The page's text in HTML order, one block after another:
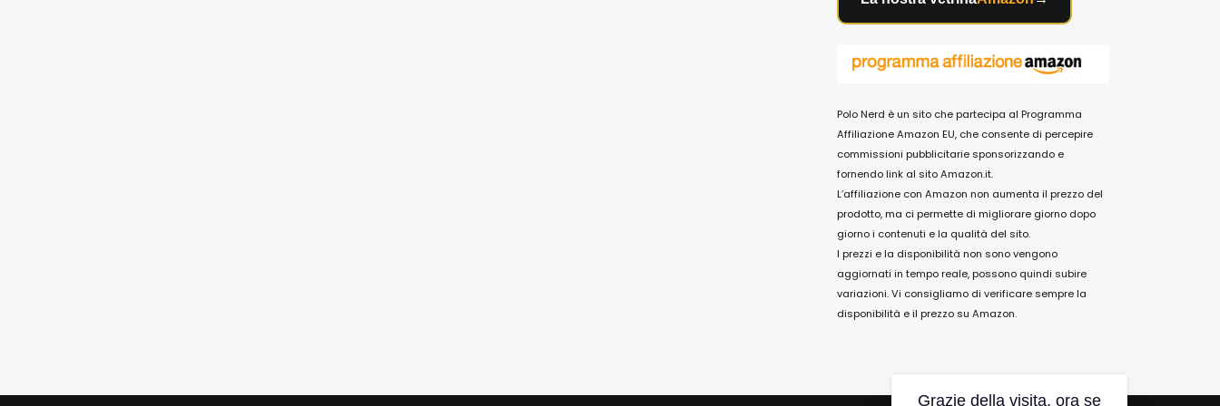
Polo Nerd è un sito che partecipa al Programma
Affiliazione Amazon EU, che consente di percepire
commissioni pubblicitarie sponsorizzando e
fornendo link al sito Amazon.it.
L’affiliazione con Amazon non aumenta il prezzo del
prodotto, ma ci permette di migliorare giorno dopo
giorno i contenuti e la qualità del sito.
I prezzi e la disponibilità non sono vengono
aggiornati in tempo reale, possono quindi subire
variazioni. Vi consigliamo di verificare sempre la
disponibilità e il prezzo su Amazon.
Grazie della visita, ora se